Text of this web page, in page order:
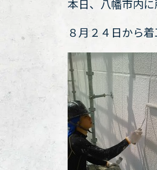
本日、八幡市内
８月２４日から